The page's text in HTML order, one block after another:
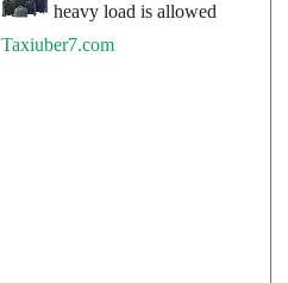
heavy load is allowed
Taxiuber7.com